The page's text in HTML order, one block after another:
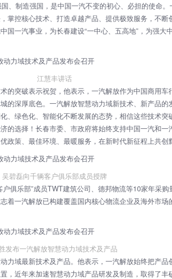
、制造强国，是中国一汽不变的初心、必担的使命。
掌控核心技术、打造卓越产品、提供极致服务，不断
国一汽事业，为长春建设“一中心、五高地”，为强大
江慧丰讲话
的突破表示祝贺，他表示，一汽解放作为中国商用车
的深厚底色。一汽解放智慧动力域新技术、新产品的
、绿色化、智能化不断发展的态势，相信这些技术突
的选择！长春市委、市政府将始终支持中国一汽和一
政策、最佳环境、最暖服务，在新时代新征程上共创
吴碧磊向千辆客户俱乐部成员授牌
户俱乐部”成员TWT建筑公司、德邦物流等10家年采购
着一汽解放已构建覆盖国内核心物流企业及海外市场
发布一汽解放智慧动力域技术及产品
力域最新技术及产品。他表示，一汽解放始终把产品
，近年来加速智慧动力域产品研发及制造，取得了丰